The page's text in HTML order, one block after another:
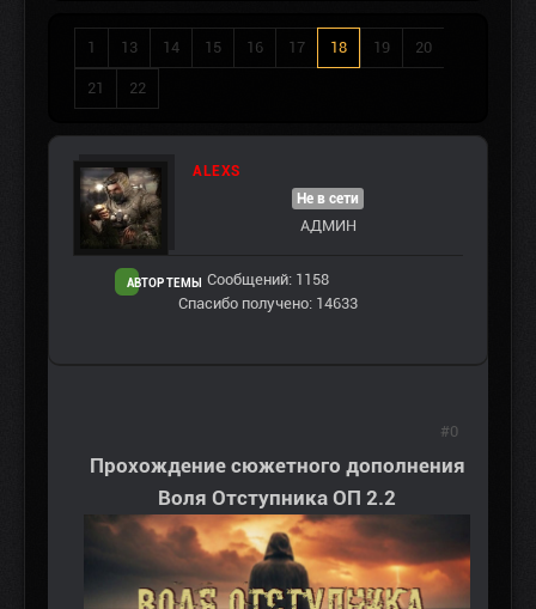
1 13 14 15 16 17 18 19 20
21 22
ALEXS
АВТОР ТЕМЫ
Не в сети
АДМИН
Сообщений: 1158
Спасибо получено: 14633
Прохождение сюжетного дополнения
Воля Отступника ОП 2.2
#0